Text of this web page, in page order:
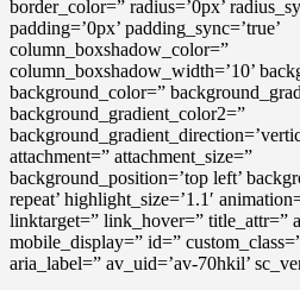
border_color=” radius=’0px’
padding=’0px’ padding_sync=’true’
column_boxshadow_color=”
column_boxshadow_width=’10’
background_color=”
background_gradient_color2=”
attachment=” attachment_size=”
background_position=’top left’
repeat’ highlight_size=’1.1′
linktarget=” link_hover=” title_attr=”
mobile_display=” id=”
aria_label=” av_uid=’av-70hkil’